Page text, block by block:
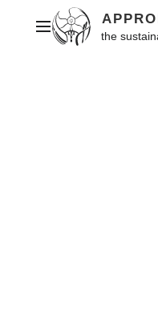
contentMain menu